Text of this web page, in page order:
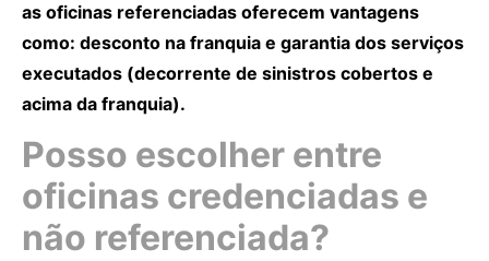
as oficinas referenciadas oferecem vantagens
como: desconto na franquia e garantia dos serviços
executados (decorrente de sinistros cobertos e
acima da franquia).
Posso escolher entre
oficinas credenciadas e
não referenciada?